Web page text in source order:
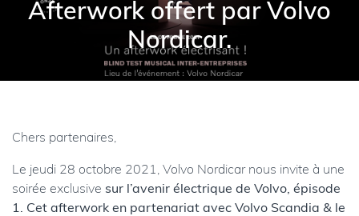
Afterwork offert par Volvo
Nordicar.
Chers partenaires,
Le jeudi 28 octobre 2021, Volvo Nordicar nous invite à une
soirée exclusive sur l’avenir électrique de Volvo, épisode
1. Cet afterwork en partenariat avec Volvo Scandia & le